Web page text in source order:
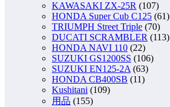
KAWASAKI ZX-25R (107)
HONDA Super Cub C125 (61)
TRIUMPH Street Triple (70)
DUCATI SCRAMBLER (113)
HONDA NAVI 110 (22)
SUZUKI GS1200SS (106)
SUZUKI EN125-2A (63)
HONDA CB400SB (11)
Kushitani (109)
用品 (155)